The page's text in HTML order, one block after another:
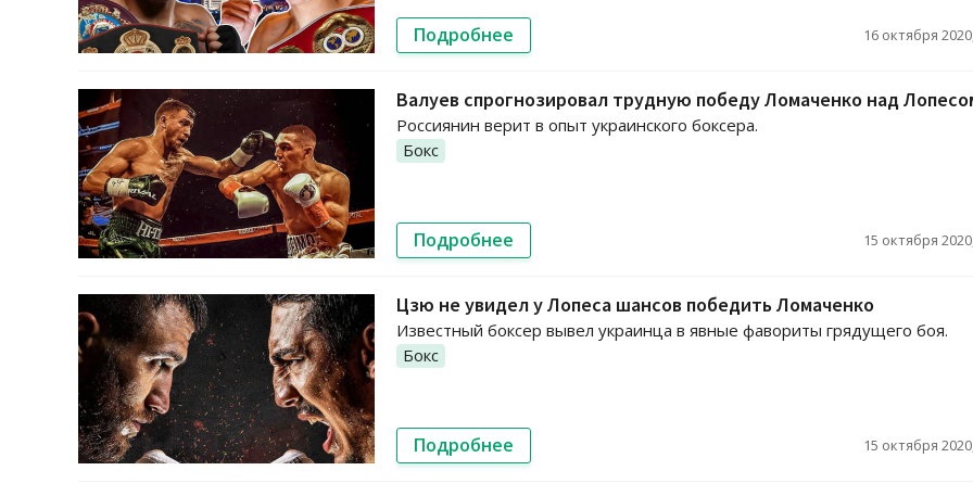
Подробнее 16 октября
Валуев спрогнозировал трудную победу Ломаченко над
Россиянин верит в опыт украинского боксера.
Бокс
Подробнее 15 октября
Цзю не увидел у Лопеса шансов победить Ломаченко
Известный боксер вывел украинца в явные фавориты грядущего боя.
Бокс
Подробнее 15 октября